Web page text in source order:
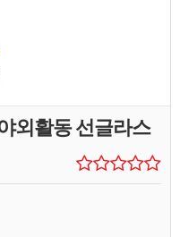
외활동 선글라스